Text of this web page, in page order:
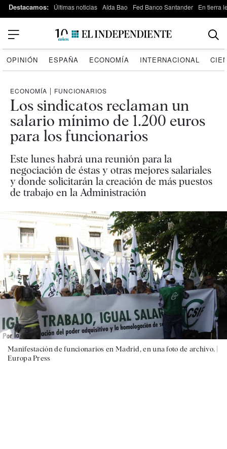
Destacamos: Últimas noticias Aída Bao Fed Banco Santander En tierra
OPINIÓN ESPAÑA ECONOMÍA INTERNACIONAL
ECONOMÍA | FUNCIONARIOS
Los sindicatos reclaman un
salario mínimo de 1.200 euros
para los funcionarios
Este lunes habrá una reunión para la
negociación de éstas y otras mejores salariales
y donde solicitarán la creación de más puestos
de trabajo en la Administración
Manifestación de funcionarios en Madrid, en una foto de archivo. |
Europa Press